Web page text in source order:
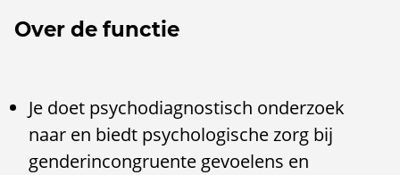
Over de functie
Je doet psychodiagnostisch onderzoek
naar en biedt psychologische zorg bij
genderincongruente gevoelens en